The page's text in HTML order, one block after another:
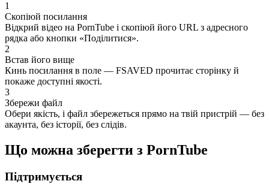
1
Скопіюй посилання
Відкрий відео на PornTube і скопіюй його URL з адресного
рядка або кнопки «Поділитися».
2
Встав його вище
Кинь посилання в поле — FSAVED прочитає сторінку й
покаже доступні якості.
3
Збережи файл
Обери якість, і файл збережеться прямо на твій пристрій — без
акаунта, без історії, без слідів.
Що можна зберегти з PornTube
Підтримується